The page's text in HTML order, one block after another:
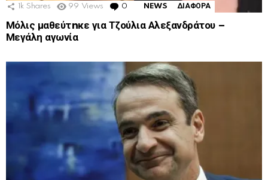
1k Shares 99 Views 0 Comments
NEWS ΔΙΑΦΟΡΑ
Μόλις μαθεύτnκε για Τζούλια Αλεξανδράτου –
Μεγάλη αγωνία